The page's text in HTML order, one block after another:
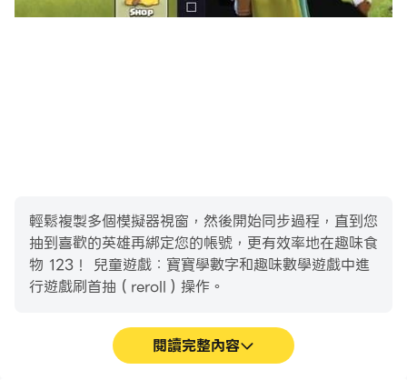
🍒 15中國語教育遊戲
🍏 為3至6歲的兒童提供清晰便利的介面
🍋 男女孩都適用
🍇 在一個有趣，輕鬆的遊戲形式中得到快速發展
🍊 完全用英文
🍎 學會從1數到10！
🍏 自己寫數字！
輕鬆複製多個模擬器視窗，然後開始同步過程，直到您
抽到喜歡的英雄再綁定您的帳號，更有效率地在趣味食
物 123！ 兒童遊戲：寶寶學數字和趣味數學遊戲中進
行遊戲刷首抽（reroll）操作。
閱讀完整內容